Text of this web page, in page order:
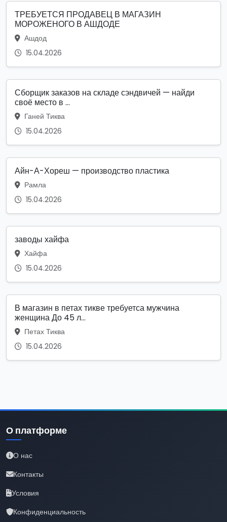
ТРЕБУЕТСЯ ПРОДАВЕЦ В МАГАЗИН
МОРОЖЕНОГО В АШДОДЕ
Ашдод
15.04.2026
Сборщик заказов на складе сэндвичей — найди
своё место в ...
Ганей Тиква
15.04.2026
Айн-А-Хореш — производство пластика
Рамла
15.04.2026
заводы хайфа
Хайфа
15.04.2026
В магазин в петах тикве требуетса мужчина
женщина До 45 л...
Петах Тиква
15.04.2026
О платформе
О нас
Контакты
Условия
Конфиденциальность